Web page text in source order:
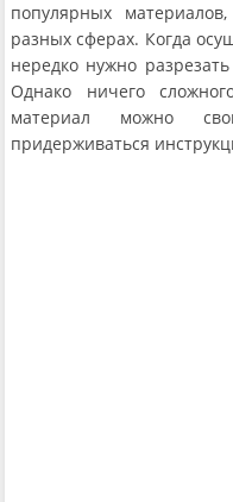
популярных
разных сферах. Когда
нередко нужно
Однако ничего
материал можно
придерживаться